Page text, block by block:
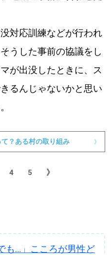
対応訓練などが行われ
うした事前の協議をし
が出没したときに、ス
るんじゃないかと思い
？ある村の取り組み 》
4 5 》
も…」こころが男性ど